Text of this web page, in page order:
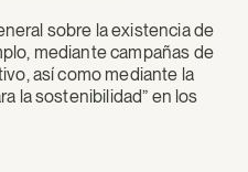
sobre la existencia de
mediante campañas de
así como mediante la
la sostenibilidad” en los